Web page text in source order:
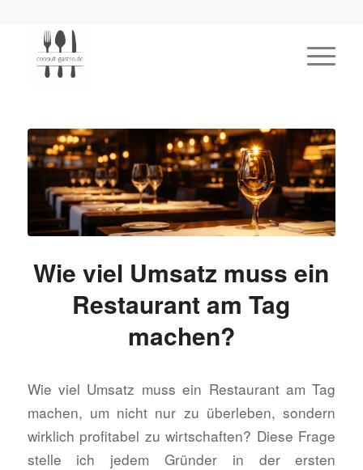
Wie viel Umsatz muss ein
Restaurant am Tag
machen?
Wie viel Umsatz muss ein Restaurant am Tag
machen, um nicht nur zu überleben, sondern
wirklich profitabel zu wirtschaften? Diese Frage
stelle ich jedem Gründer in der ersten